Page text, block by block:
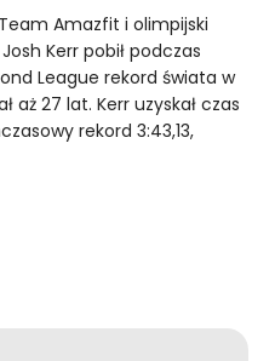
Amazfit i olimpijski
Kerr pobił podczas
League rekord świata w
aż 27 lat. Kerr uzyskał czas
rekord 3:43,13,